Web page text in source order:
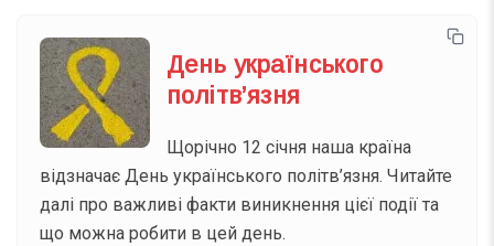
День українського
політв’язня
Щорічно 12 січня наша країна
відзначає День українського політв’язня. Читайте
далі про важливі факти виникнення цієї події та
що можна робити в цей день.